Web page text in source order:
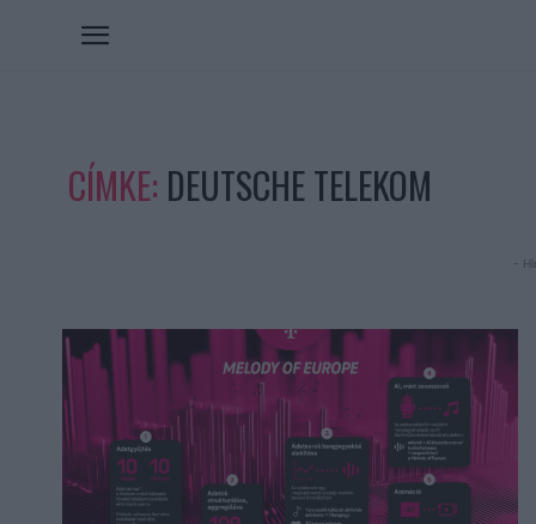
CÍMKE: DEUTSCHE TELEKOM
-